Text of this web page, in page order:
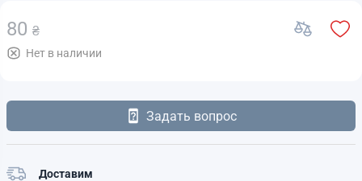
80 ₴
Нет в наличии
Задать вопрос
Доставим